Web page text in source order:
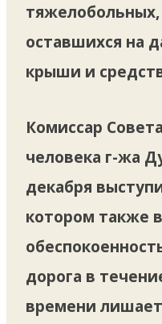
оставшихся на
крыши и
Комиссар
человека г-жа
декабря
котором также
дорога в
времени